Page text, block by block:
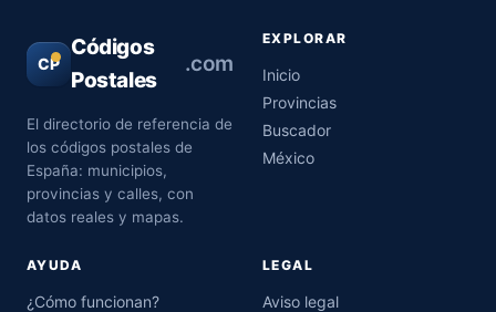
CP
Códigos
Postales
.com
El directorio de referencia de
los códigos postales de
España: municipios,
provincias y calles, con
datos reales y mapas.
EXPLORAR
Inicio
Provincias
Buscador
México
AYUDA
¿Cómo funcionan?
LEGAL
Aviso legal